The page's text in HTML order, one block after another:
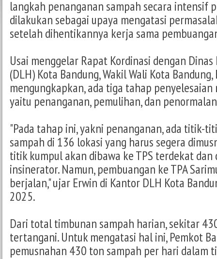
langkah penanganan sampah secara intensif
dilakukan sebagai upaya mengatasi
setelah dihentikannya kerja sama
Usai menggelar Rapat Kordinasi dengan
(DLH) Kota Bandung, Wakil Wali Kota Bandung,
mengungkapkan, ada tiga tahap penyelesaian
yaitu penanganan, pemulihan, dan
"Pada tahap ini, yakni penanganan, ada titik-
sampah di 136 lokasi yang harus segera
titik kumpul akan dibawa ke TPS terdekat dan
insinerator. Namun, pembuangan ke TPA
berjalan," ujar Erwin di Kantor DLH Kota
2025.
Dari total timbunan sampah harian, sekitar
tertangani. Untuk mengatasi hal ini, Pemkot
pemusnahan 430 ton sampah per hari dalam